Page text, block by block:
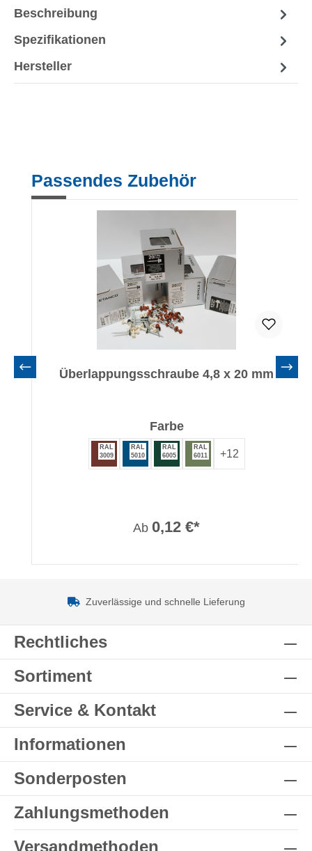
Beschreibung
Spezifikationen
Hersteller
Produktgalerie überspringen
Passendes Zubehör
Überlappungsschraube 4,8 x 20 mm
Farbeauswählen
RAL
3009
RAL
5010
RAL
6005
RAL
6011
+12
Ab 0,12 €*
Zuverlässige und schnelle Lieferung
Rechtliches
Sortiment
Service & Kontakt
Informationen
Sonderposten
Zahlungsmethoden
Versandmethoden